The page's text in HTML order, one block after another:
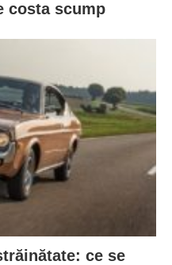
costa scump
ce se